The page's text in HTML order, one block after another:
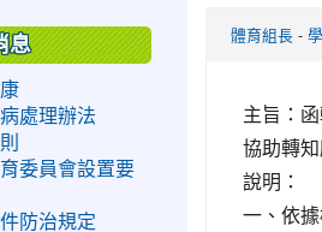
體育組長 -
主旨：
協助轉
說明：
一、依
息
處理辦法
委員會設置要
防治規定